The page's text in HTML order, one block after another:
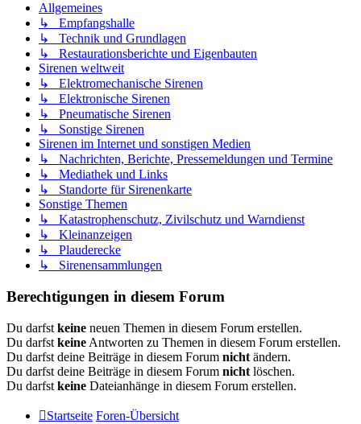
Allgemeines
↳ Empfangshalle
↳ Technik und Grundlagen
↳ Restaurationsberichte und Eigenbauten
Sirenen weltweit
↳ Elektromechanische Sirenen
↳ Elektronische Sirenen
↳ Pneumatische Sirenen
↳ Sonstige Sirenen
Sirenen im Internet und sonstigen Medien
↳ Nachrichten, Berichte, Pressemeldungen und Termine
↳ Mediathek und Links
↳ Standorte für Sirenenkarte
Sonstige Themen
↳ Katastrophenschutz, Zivilschutz und Warndienst
↳ Kleinanzeigen
↳ Plauderecke
↳ Sirenensammlungen
Berechtigungen in diesem Forum
Du darfst keine neuen Themen in diesem Forum erstellen.
Du darfst keine Antworten zu Themen in diesem Forum erstellen.
Du darfst deine Beiträge in diesem Forum nicht ändern.
Du darfst deine Beiträge in diesem Forum nicht löschen.
Du darfst keine Dateianhänge in diesem Forum erstellen.
Startseite Foren-Übersicht